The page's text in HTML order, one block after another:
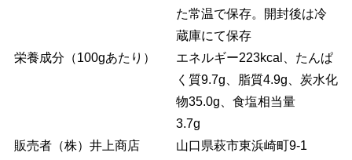
た常温で保存。開封後は冷
蔵庫にて保存
栄養成分（100gあたり）
エネルギー223kcal、たんぱ
く質9.7g、脂質4.9g、炭水化
物35.0g、食塩相当量
3.7g
販売者（株）井上商店
山口県萩市東浜崎町9-1